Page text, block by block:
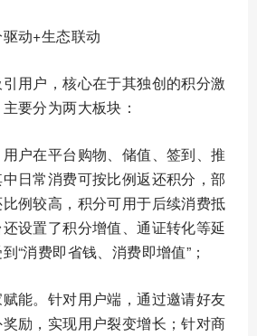
动+生态联动
用户，核心在于其独创的积分激
要分为两大板块：
户在平台购物、储值、签到、推
日常消费可按比例返还积分，部
例较高，积分可用于后续消费抵
设置了积分增值、通证转化等延
“消费即省钱、消费即增值”；
能。针对用户端，通过邀请好友
励，实现用户裂变增长；针对商